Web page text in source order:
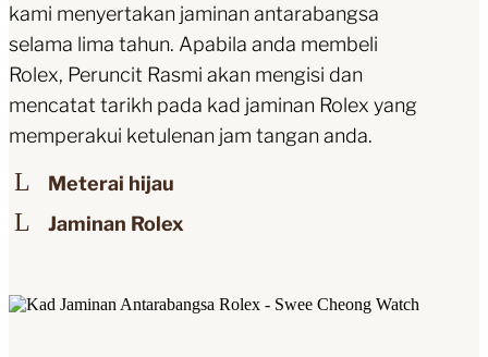
kami menyertakan jaminan antarabangsa
selama lima tahun. Apabila anda membeli
Rolex, Peruncit Rasmi akan mengisi dan
mencatat tarikh pada kad jaminan Rolex yang
memperakui ketulenan jam tangan anda.
Meterai hijau
Jaminan Rolex